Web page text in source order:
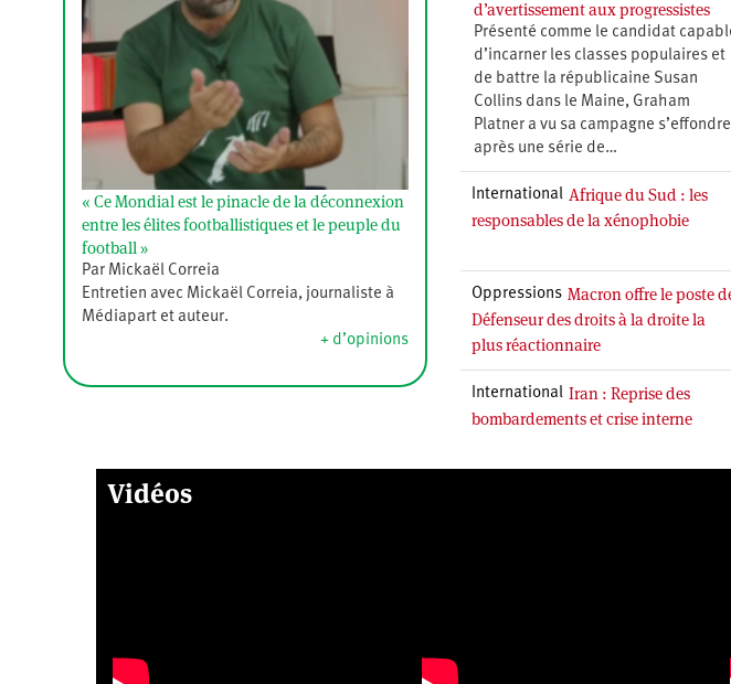
« Ce Mondial est le pinacle de la déconnexion
entre les élites footballistiques et le peuple du
football »
Par Mickaël Correia
Entretien avec Mickaël Correia, journaliste à
Médiapart et auteur.
+ d’opinions
d’avertissement aux progressistes
Présenté comme le candidat
d’incarner les classes populaires et
de battre la républicaine Susan
Collins dans le Maine, Graham
Platner a vu sa campagne
après une série de…
International Afrique du Sud : les
responsables de la xénophobie
Oppressions Macron offre le poste
Défenseur des droits à la droite la
plus réactionnaire
International Iran : Reprise des
bombardements et crise interne
Vidéos